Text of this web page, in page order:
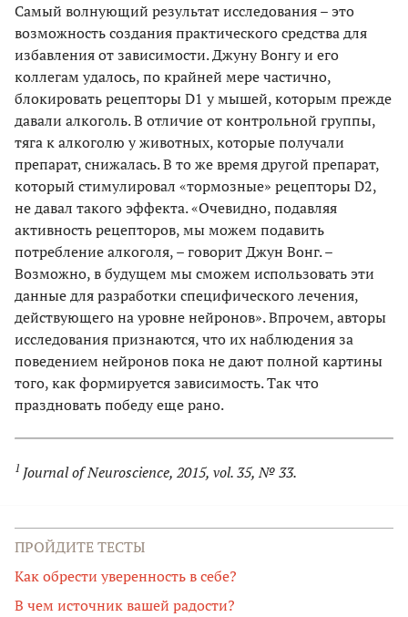
Самый волнующий результат исследования – это
возможность создания практического средства для
избавления от зависимости. Джуну Вонгу и его
коллегам удалось, по крайней мере частично,
блокировать рецепторы D1 у мышей, которым прежде
давали алкоголь. В отличие от контрольной группы,
тяга к алкоголю у животных, которые получали
препарат, снижалась. В то же время другой препарат,
который стимулировал «тормозные» рецепторы D2,
не давал такого эффекта. «Очевидно, подавляя
активность рецепторов, мы можем подавить
потребление алкоголя, – говорит Джун Вонг. –
Возможно, в будущем мы сможем использовать эти
данные для разработки специфического лечения,
действующего на уровне нейронов». Впрочем, авторы
исследования признаются, что их наблюдения за
поведением нейронов пока не дают полной картины
того, как формируется зависимость. Так что
праздновать победу еще рано.
1 Journal of Neuroscience, 2015, vol. 35, № 33.
ПРОЙДИТЕ ТЕСТЫ
Как обрести уверенность в себе?
В чем источник вашей радости?